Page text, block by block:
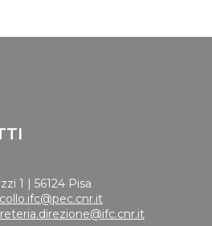
1 | 56124 Pisa